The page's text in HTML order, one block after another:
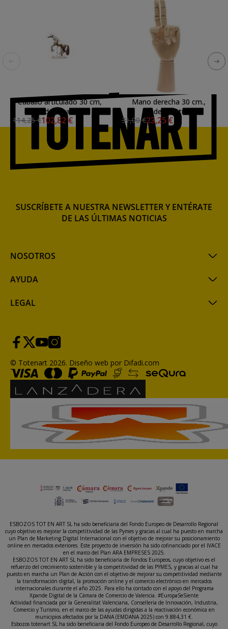
Caballo articulado 30 cm,
madera natural
114,25 €102,82 €
Mano derecha 30 cm.,
madera natural
31,00 €23,25 €
NOSOTROS
AYUDA
LEGAL
SUSCRÍBETE A NUESTRA NEWSLETTER Y ENTÉRATE
DE LAS ÚLTIMAS NOTICIAS
© Totenart 2026. Diseño web por Difadi.com
ESBOZOS TOT EN ART SL ha sido beneficiaria del Fondo Europeo de Desarrollo Regional
cuyo objetivo es mejorar la competitividad de las Pymes y gracias al cual ha puesto en marcha
un Plan de Marketing Digital Internacional con el objetivo de mejorar su posicionamiento
online en mercados exteriores. Este proyecto de inversión ha sido cofinanciado por el IVACE
en el marco del Plan ARA EMPRESES 2025.
ESBOZOS TOT EN ART SL ha sido beneficiaria de Fondos Europeos, cuyo objetivo es el
refuerzo del crecimiento sostenible y la competitividad de las PYMES, y gracias al cual ha
puesto en marcha un Plan de Acción con el objetivo de mejorar su competitividad mediante
la transformación digital, la promoción online y el comercio electrónico en mercados
internacionales durante el año 2025. Para ello ha contado con el apoyo del Programa
Xpande Digital de la Cámara de Comercio de Valencia. #EuropaSeSiente
Actividad financiada por la Generalitat Valenciana, Conselleria de Innovación, Industria,
Comercio y Turismo, en el marco de las ayudas dirigidas a la reactivación económica en
municipios afectados por la DANA (EMDANA 2025) con 9.884,31 €.
Esbozos totenart SL ha sido beneficiaria del Fondo Europeo de Desarrollo Regional, cuyo